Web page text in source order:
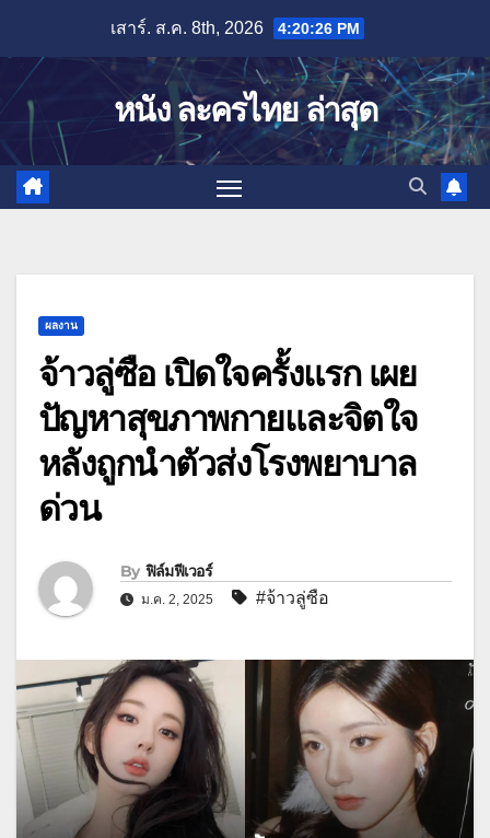
content
เสาร์. ส.ค. 8th, 2026 4:20:27 PM
หนัง ละครไทย ล่าสุด
ผลงาน
จ้าวลู่ซือ เปิดใจครั้งแรก เผย
ปัญหาสุขภาพกายและจิตใจ
หลังถูกนำตัวส่งโรงพยาบาล
ด่วน
By ฟิล์มฟีเวอร์
ม.ค. 2, 2025 #จ้าวลู่ซือ